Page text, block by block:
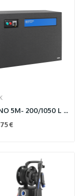
SC UNO 5M- 200/1050 L 400/3/50 EU
€